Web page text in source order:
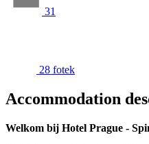
31
28 fotek
Accommodation
Welkom bij Hotel Prague -